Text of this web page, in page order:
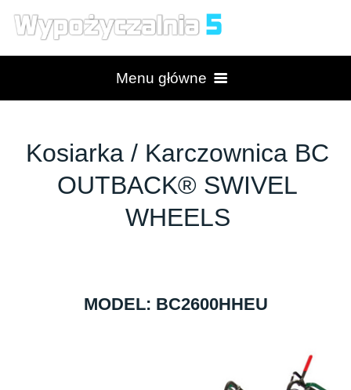
Menu główne
Produkty
Kosiarka / Karczownica BC
OUTBACK® SWIVEL
WHEELS
MODEL: BC2600HHEU